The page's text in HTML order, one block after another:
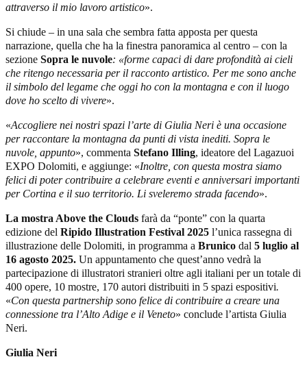
attraverso il mio lavoro artistico».
Si chiude – in una sala che sembra fatta apposta per questa
narrazione, quella che ha la finestra panoramica al centro – con la
sezione Sopra le nuvole: «forme capaci di dare profondità ai cieli
che ritengo necessaria per il racconto artistico. Per me sono anche
il simbolo del legame che oggi ho con la montagna e con il luogo
dove ho scelto di vivere».
«Accogliere nei nostri spazi l’arte di Giulia Neri è una occasione
per raccontare la montagna da punti di vista inediti. Sopra le
nuvole, appunto», commenta Stefano Illing, ideatore del Lagazuoi
EXPO Dolomiti, e aggiunge: «Inoltre, con questa mostra siamo
felici di poter contribuire a celebrare eventi e anniversari importanti
per Cortina e il suo territorio. Li sveleremo strada facendo».
La mostra Above the Clouds farà da “ponte” con la quarta
edizione del Ripido Illustration Festival 2025 l’unica rassegna di
illustrazione delle Dolomiti, in programma a Brunico dal 5 luglio al
16 agosto 2025. Un appuntamento che quest’anno vedrà la
partecipazione di illustratori stranieri oltre agli italiani per un totale di
400 opere, 10 mostre, 170 autori distribuiti in 5 spazi espositivi.
«Con questa partnership sono felice di contribuire a creare una
connessione tra l’Alto Adige e il Veneto» conclude l’artista Giulia
Neri.
Giulia Neri